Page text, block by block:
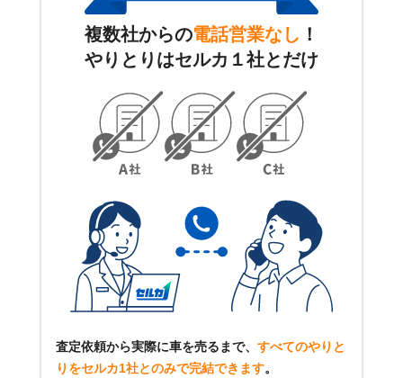
複数社からの電話営業なし ！
やりとりはセルカ１社とだけ
査定依頼から実際に車を売るまで、 すべてのやりと
りをセルカ1社とのみで完結できます。